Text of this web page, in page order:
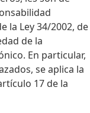
la Ley 34/2002, de
de la
En particular,
se aplica la
17 de la